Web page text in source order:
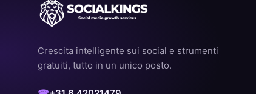
Crescita intelligente sui social e strumenti
gratuiti, tutto in un unico posto.